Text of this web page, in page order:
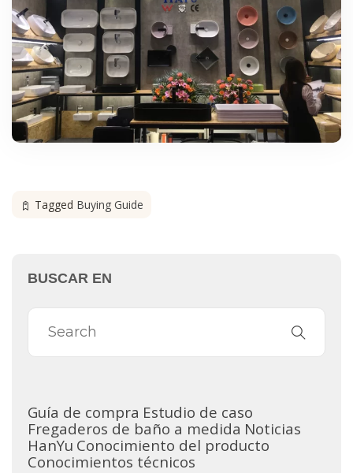
Tagged Buying Guide
BUSCAR EN
Guía de compra Estudio de caso
Fregaderos de baño a medida Noticias
HanYu Conocimiento del producto
Conocimientos técnicos